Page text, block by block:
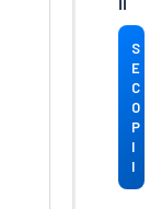
S
E
C
O
P
I
I